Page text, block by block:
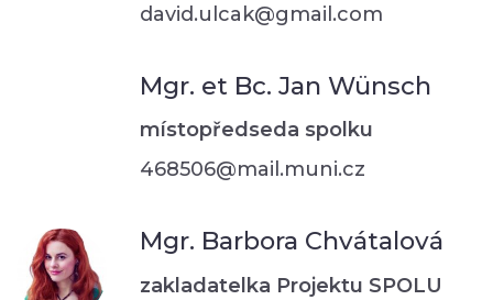
david.ulcak@gmail.com
Mgr. et Bc. Jan Wünsch
místopředseda spolku
468506@mail.muni.cz
Mgr. Barbora Chvátalová
zakladatelka Projektu SPOLU